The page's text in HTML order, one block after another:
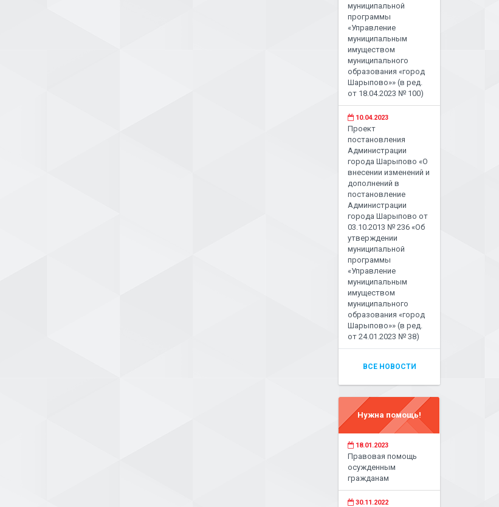
муниципальной
программы
«Управление
муниципальным
имуществом
муниципального
образования «город
Шарыпово»» (в ред.
от 18.04.2023 № 100)
10.04.2023
Проект
постановления
Администрации
города Шарыпово «О
внесении изменений и
дополнений в
постановление
Администрации
города Шарыпово от
03.10.2013 № 236 «Об
утверждении
муниципальной
программы
«Управление
муниципальным
имуществом
муниципального
образования «город
Шарыпово»» (в ред.
от 24.01.2023 № 38)
ВСЕ НОВОСТИ
Нужна помощь!
18.01.2023
Правовая помощь
осужденным
гражданам
30.11.2022